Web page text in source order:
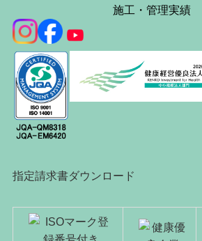
施工・管理実績
指定請求書ダウンロード